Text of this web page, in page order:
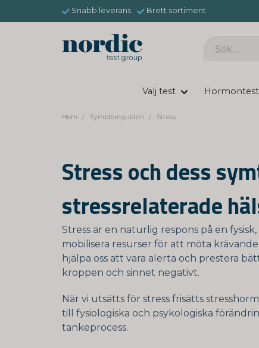
Snabb leverans Brett sortiment
Välj test
Hem Symptomguiden Stress
Stress och dess
stressrelaterade
Stress är en naturlig respons på en
mobilisera resurser för att möta
hjälpa oss att vara alerta och prestera
kroppen och sinnet negativt.
När vi utsätts för stress frisätts
till fysiologiska och psykologiska
tankeprocess.